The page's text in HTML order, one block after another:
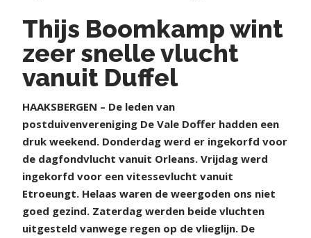
Thijs Boomkamp wint
zeer snelle vlucht
vanuit Duffel
HAAKSBERGEN – De leden van
postduivenvereniging De Vale Doffer hadden een
druk weekend. Donderdag werd er ingekorfd voor
de dagfondvlucht vanuit Orleans. Vrijdag werd
ingekorfd voor een vitessevlucht vanuit
Etroeungt. Helaas waren de weergoden ons niet
goed gezind. Zaterdag werden beide vluchten
uitgesteld vanwege regen op de vlieglijn. De